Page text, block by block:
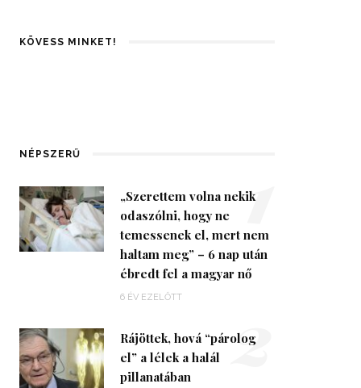
KÖVESS MINKET!
NÉPSZERŰ
„Szerettem volna nekik
odaszólni, hogy ne
temessenek el, mert nem
haltam meg” – 6 nap után
ébredt fel a magyar nő
6 ÉV EZELŐTT
1
Rájöttek, hová “párolog
el” a lélek a halál
pillanatában
2